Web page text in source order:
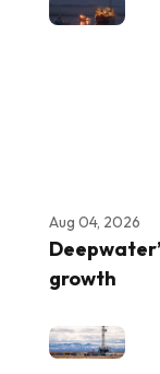
Aug 04, 2026
growth